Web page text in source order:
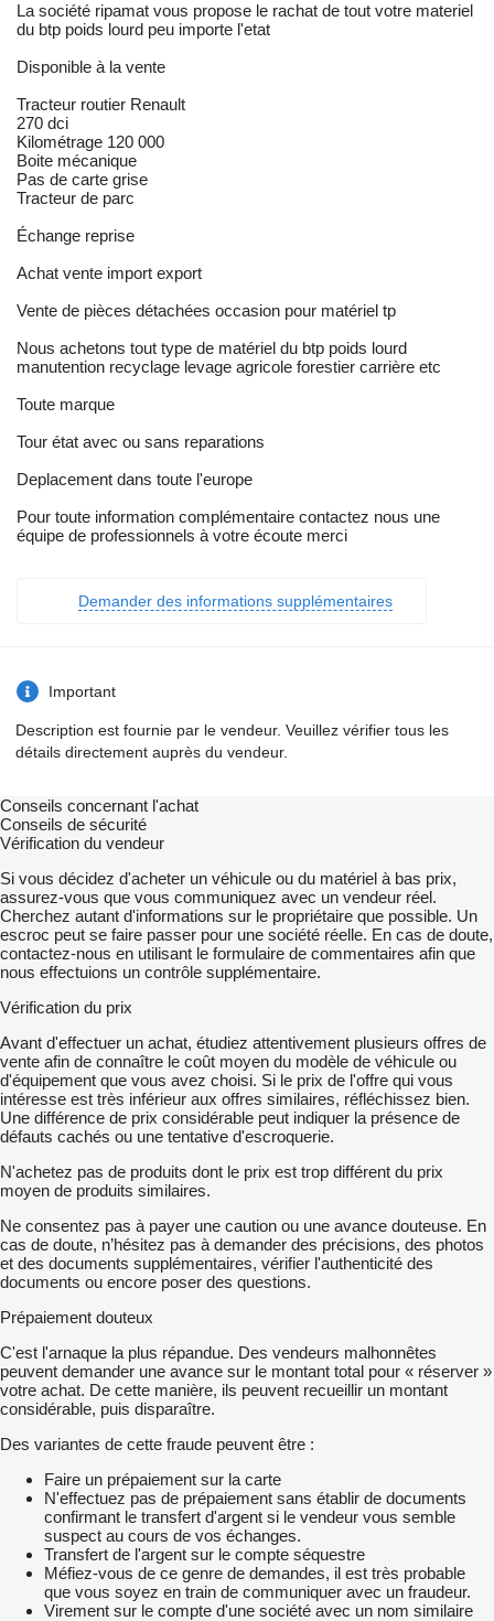
La société ripamat vous propose le rachat de tout votre materiel
du btp poids lourd peu importe l'etat
Disponible à la vente
Tracteur routier Renault
270 dci
Kilométrage 120 000
Boite mécanique
Pas de carte grise
Tracteur de parc
Échange reprise
Achat vente import export
Vente de pièces détachées occasion pour matériel tp
Nous achetons tout type de matériel du btp poids lourd
manutention recyclage levage agricole forestier carrière etc
Toute marque
Tour état avec ou sans reparations
Deplacement dans toute l'europe
Pour toute information complémentaire contactez nous une
équipe de professionnels à votre écoute merci
Demander des informations supplémentaires
Important
Description est fournie par le vendeur. Veuillez vérifier tous les
détails directement auprès du vendeur.
Conseils concernant l'achat
Conseils de sécurité
Vérification du vendeur
Si vous décidez d'acheter un véhicule ou du matériel à bas prix,
assurez-vous que vous communiquez avec un vendeur réel.
Cherchez autant d'informations sur le propriétaire que possible. Un
escroc peut se faire passer pour une société réelle. En cas de doute,
contactez-nous en utilisant le formulaire de commentaires afin que
nous effectuions un contrôle supplémentaire.
Vérification du prix
Avant d'effectuer un achat, étudiez attentivement plusieurs offres de
vente afin de connaître le coût moyen du modèle de véhicule ou
d'équipement que vous avez choisi. Si le prix de l'offre qui vous
intéresse est très inférieur aux offres similaires, réfléchissez bien.
Une différence de prix considérable peut indiquer la présence de
défauts cachés ou une tentative d'escroquerie.
N'achetez pas de produits dont le prix est trop différent du prix
moyen de produits similaires.
Ne consentez pas à payer une caution ou une avance douteuse. En
cas de doute, n’hésitez pas à demander des précisions, des photos
et des documents supplémentaires, vérifier l'authenticité des
documents ou encore poser des questions.
Prépaiement douteux
C'est l'arnaque la plus répandue. Des vendeurs malhonnêtes
peuvent demander une avance sur le montant total pour « réserver »
votre achat. De cette manière, ils peuvent recueillir un montant
considérable, puis disparaître.
Des variantes de cette fraude peuvent être :
Faire un prépaiement sur la carte
N'effectuez pas de prépaiement sans établir de documents
confirmant le transfert d'argent si le vendeur vous semble
suspect au cours de vos échanges.
Transfert de l'argent sur le compte séquestre
Méfiez-vous de ce genre de demandes, il est très probable
que vous soyez en train de communiquer avec un fraudeur.
Virement sur le compte d'une société avec un nom similaire